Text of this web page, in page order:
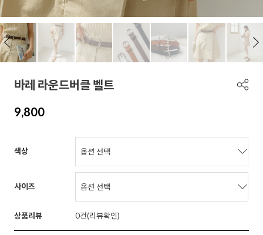
바레 라운드버클 벨트
9,800
색상
사이즈
상품리뷰 0